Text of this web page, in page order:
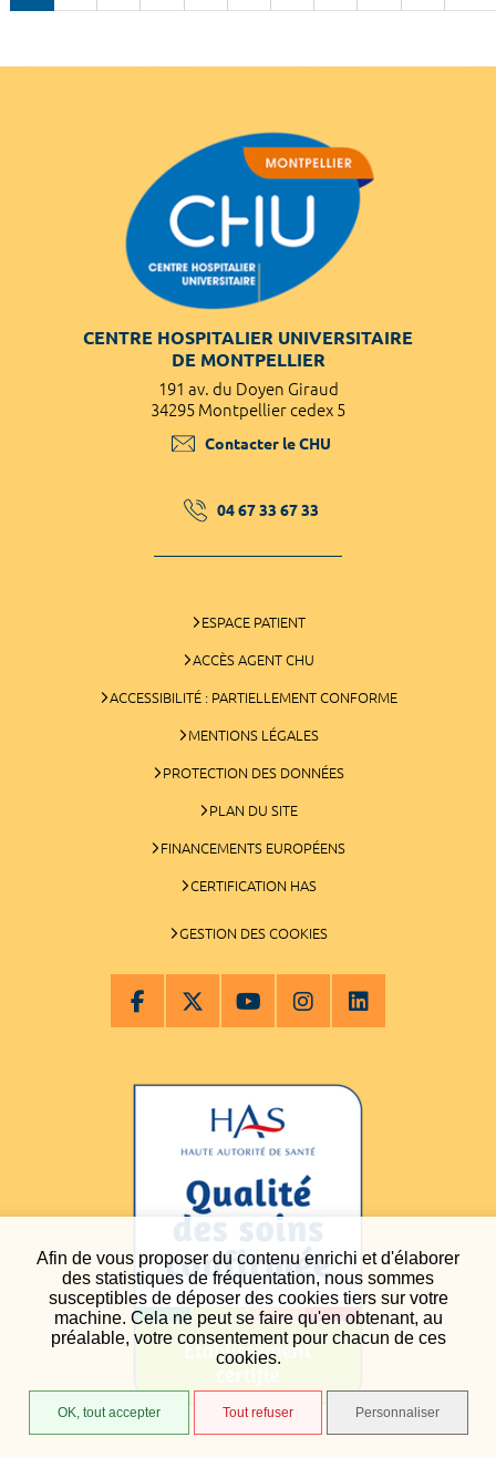
Afin de vous proposer du contenu enrichi et d'élaborer
des statistiques de fréquentation, nous sommes
susceptibles de déposer des cookies tiers sur votre
machine. Cela ne peut se faire qu'en obtenant, au
préalable, votre consentement pour chacun de ces
cookies.
OK, tout accepter Tout refuser Personnaliser
CENTRE HOSPITALIER UNIVERSITAIRE
DE MONTPELLIER
191 av. du Doyen Giraud
34295 Montpellier cedex 5
Contacter le CHU
04 67 33 67 33
ESPACE PATIENT
ACCÈS AGENT CHU
ACCESSIBILITÉ : PARTIELLEMENT CONFORME
MENTIONS LÉGALES
PROTECTION DES DONNÉES
PLAN DU SITE
FINANCEMENTS EUROPÉENS
CERTIFICATION HAS
GESTION DES COOKIES